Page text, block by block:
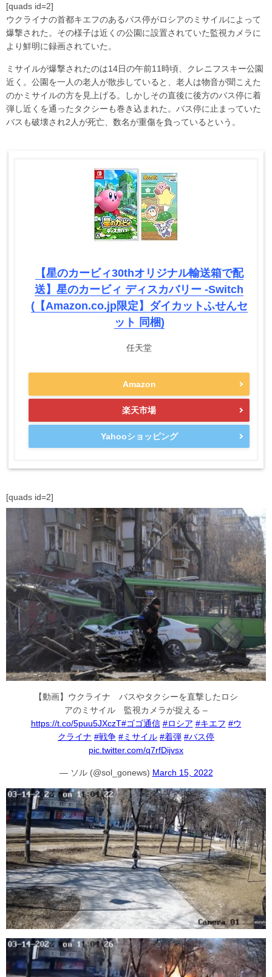
[quads id=2]
ウクライナの首都キエフのあるバス停がロシアのミサイルによって
爆撃された。その様子は近くの公園に設置されていた監視カメラに
より鮮明に録画されていた。
ミサイルが爆撃されたのは14日の午前11時頃、クレニフスキー公園
近く。公園を一人の老人が散歩していると、老人は物音が聞こえた
のかミサイルの方を見上げる。しかしその直後に後方のバス停に着
弾し近くを通ったタクシーも巻き込まれた。バス停に止まっていた
バスも破壊され2人が死亡、数名が重傷を負っているという。
【星のカービィ30thオリジナル輸送箱で配
送】星のカービィ ディスカバリー -Switch
(【Amazon.co.jp限定】ダイカットふせんセ
ット 同梱)
任天堂
Amazon
楽天市場
Yahooショッピング
[quads id=2]
【動画】ウクライナ バスやタクシーを直撃したロシ
アのミサイル 監視カメラが捉える –
https://t.co/5puu5JXczT#ゴゴ通信 #ロシア #キエフ #ウ
クライナ #戦争 #ミサイル #着弾 #バス停
pic.twitter.com/q7rfDijvsx
— ソル (@sol_gonews) March 15, 2022